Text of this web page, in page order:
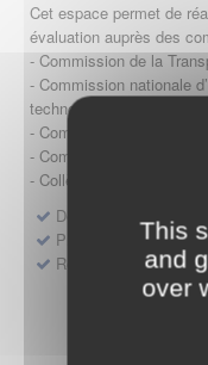
This
and
over
Cet espace permet de
évaluation auprès des
- Commission de la
- Commission nationale
technologies de santé
- Commission
- Commission technique
- Collège HAS (Forfait
Dépôt d'un dossier
Protocoles d'études
Rencontres précoces